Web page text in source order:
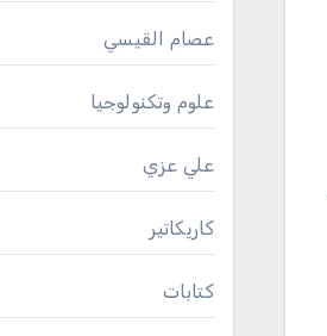
عصام القيسي
علوم وتكنولوجيا
علي عزي
كاريكاتير
كتابات